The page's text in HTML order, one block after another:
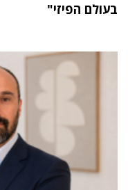
בעולם הפיזי"